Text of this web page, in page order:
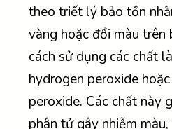
theo triết lý bảo tồn
vàng hoặc đổi màu trên
cách sử dụng các chất
hydrogen peroxide
peroxide. Các chất này
phân tử gây nhiễm